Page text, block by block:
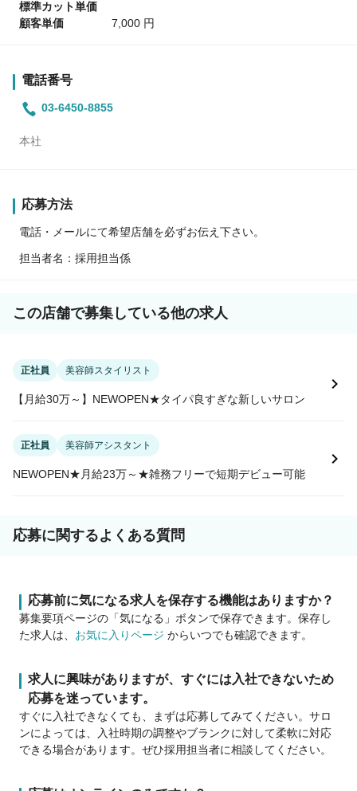
標準カット単価
顧客単価
7,000 円
電話番号
03-6450-8855
本社
応募方法
電話・メールにて希望店舗を必ずお伝え下さい。
担当者名：採用担当係
この店舗で募集している他の求人
正社員 美容師スタイリスト
【月給30万～】NEWOPEN★タイパ良すぎな新しいサロン
正社員 美容師アシスタント
NEWOPEN★月給23万～★雑務フリーで短期デビュー可能
応募に関するよくある質問
応募前に気になる求人を保存する機能はありますか？
募集要項ページの「気になる」ボタンで保存できます。保存し
た求人は、 お気に入りページ からいつでも確認できます。
求人に興味がありますが、すぐには入社できないため
応募を迷っています。
すぐに入社できなくても、まずは応募してみてください。サロ
ンによっては、入社時期の調整やブランクに対して柔軟に対応
できる場合があります。ぜひ採用担当者に相談してください。